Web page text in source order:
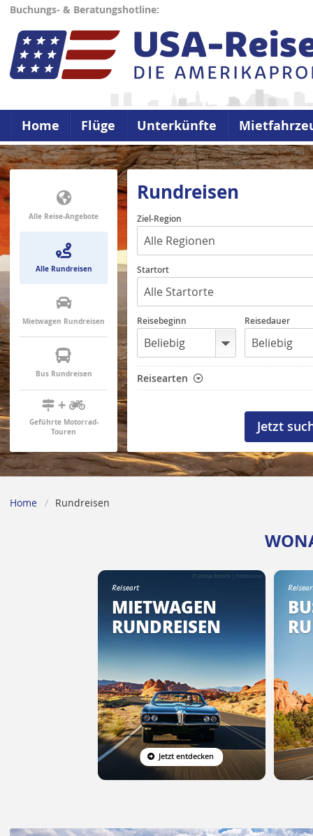
Buchungs- & Beratungshotline:
Home Flüge Unterkünfte
Alle Reise-Angebote
Alle Rundreisen
Mietwagen Rundreisen
Bus Rundreisen
+
Geführte Motorrad-
Touren
Rundreisen
Ziel-Region
Startort
Reisebeginn Reisedauer
Reisearten
Home Rundreisen
Reiseart
MIETWAGEN
RUNDREISEN
Jetzt entdecken
© Joshua Resnick | Fotolia.com